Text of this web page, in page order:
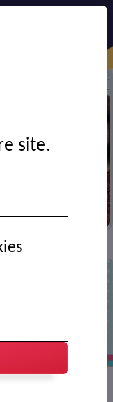
documentaires
site.